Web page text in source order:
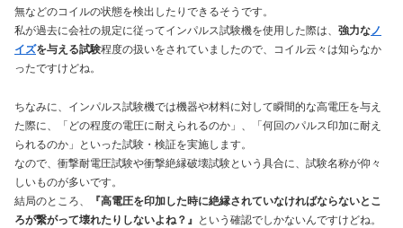
無などのコイルの状態を検出したりできるそうです。
私が過去に会社の規定に従ってインパルス試験機を使用した際は、 強力なノ
イズを与える試験程度の扱いをされていましたので、コイル云々は知らなか
ったですけどね。
ちなみに、インパルス試験機では機器や材料に対して瞬間的な高電圧を与え
た際に、「どの程度の電圧に耐えられるのか」、「何回のパルス印加に耐え
られるのか」といった試験・検証を実施します。
なので、衝撃耐電圧試験や衝撃絶縁破壊試験という具合に、試験名称が仰々
しいものが多いです。
結局のところ、
『高電圧を印加した時に絶縁されていなければならないとこ
ろが繋がって壊れたりしないよね？』 という確認でしかないんですけどね。